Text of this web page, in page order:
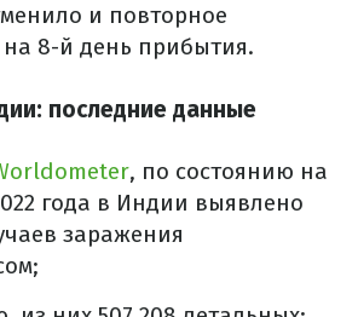
и повторное
8-й день прибытия.
последние данные
, по состоянию на
года в Индии выявлено
заражения